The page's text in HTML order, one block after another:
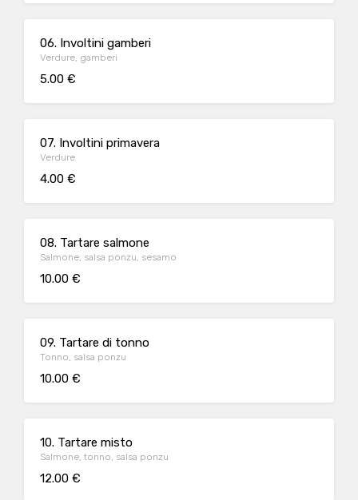
06. Involtini gamberi
Verdure, gamberi
5.00 €
07. Involtini primavera
Verdure
4.00 €
08. Tartare salmone
Salmone, salsa ponzu, sesamo
10.00 €
09. Tartare di tonno
Tonno, salsa ponzu
10.00 €
10. Tartare misto
Salmone, tonno, salsa ponzu
12.00 €